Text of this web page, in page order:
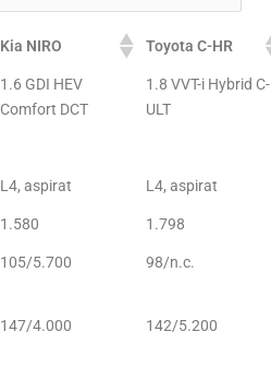
Kia NIRO Toyota C-HR
1.6 GDI HEV
Comfort DCT
1.8 VVT-i Hybrid C-
ULT
L4, aspirat L4, aspirat
1.580 1.798
105/5.700 98/n.c.
147/4.000 142/5.200